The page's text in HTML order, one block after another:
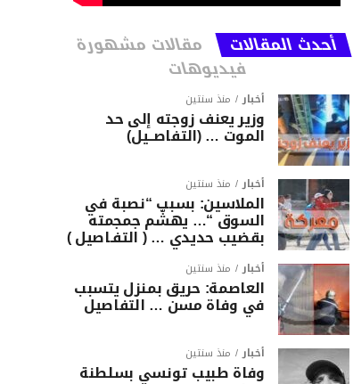
أحدث المقالات مقالات مشهورة
فيديوهات
أخبار منذ سنتين
وزير يعنف زوجته إلى حد
الموت … (التفاصــيل)
أخبار منذ سنتين
الملاسين: بسبب “نصبة في
السوق “… يهشّم جمجمته
بقضيب حديدي … ( التفـاصيل )
أخبار منذ سنتين
العاصمة: حريق بمنزل يتسبب
في وفاة مسن … التفاصيل
أخبار منذ سنتين
وفاة طبيب تونسي بسلطنة